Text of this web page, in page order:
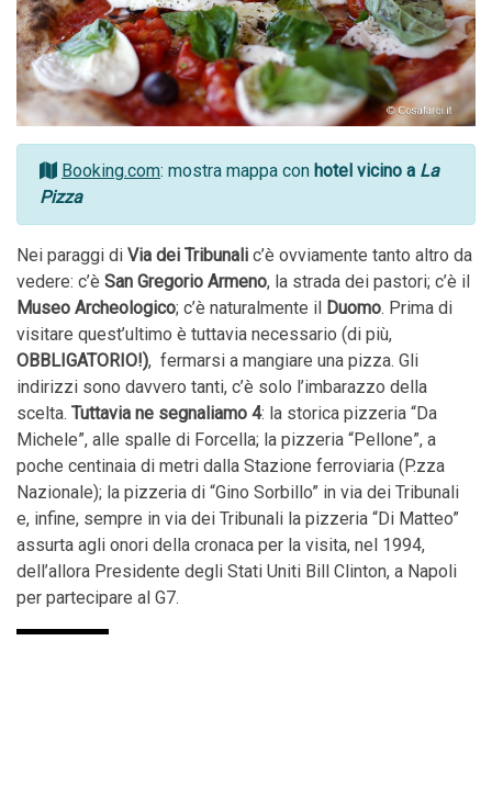
Booking.com: mostra mappa con hotel vicino a La
Pizza
Nei paraggi di Via dei Tribunali c’è ovviamente tanto altro da
vedere: c’è San Gregorio Armeno, la strada dei pastori; c’è il
Museo Archeologico; c’è naturalmente il Duomo. Prima di
visitare quest’ultimo è tuttavia necessario (­di più,
OBBLIGATORIO!), ­ fermarsi a mangiare una pizza. Gli
indirizzi sono davvero tanti, c’è solo l’imbarazzo della
scelta. Tuttavia ne segnaliamo 4: la storica pizzeria “Da
Michele”, alle spalle di Forcella; la pizzeria “Pellone”, a
poche centinaia di metri dalla Stazione ferroviaria (P.zza
Nazionale); la pizzeria di “Gino Sorbillo” in via dei Tribunali
e, infine, sempre in via dei Tribunali la pizzeria “Di Matteo”
assurta agli onori della cronaca per la visita, nel 1994,
dell’allora Presidente degli Stati Uniti Bill Clinton, a Napoli
per partecipare al G7.